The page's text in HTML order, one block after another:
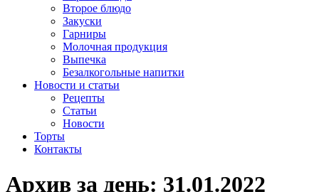
Второе блюдо
Закуски
Гарниры
Молочная продукция
Выпечка
Безалкогольные напитки
Новости и статьи
Рецепты
Статьи
Новости
Торты
Контакты
Архив за день: 31.01.2022